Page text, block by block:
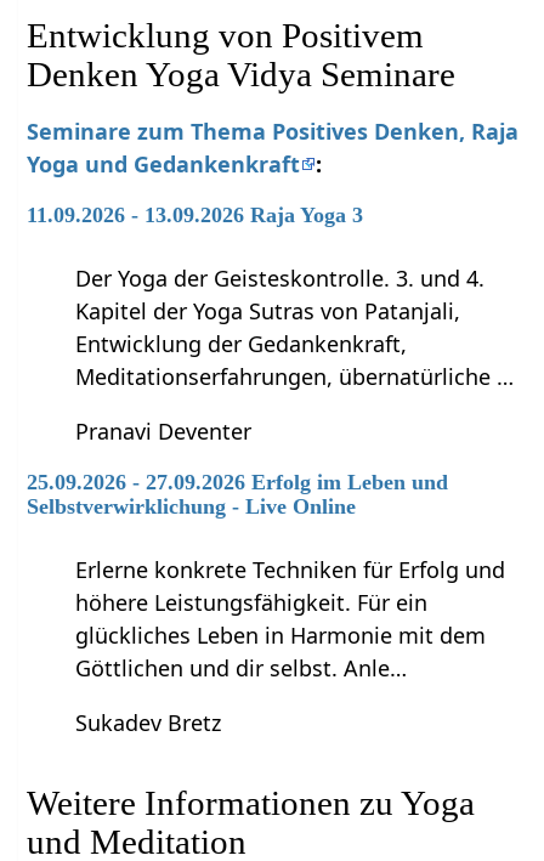
Entwicklung von Positivem
Denken Yoga Vidya Seminare
Seminare zum Thema Positives Denken, Raja
Yoga und Gedankenkraft :
11.09.2026 - 13.09.2026 Raja Yoga 3
Der Yoga der Geisteskontrolle. 3. und 4.
Kapitel der Yoga Sutras von Patanjali,
Entwicklung der Gedankenkraft,
Meditationserfahrungen, übernatürliche …
Pranavi Deventer
25.09.2026 - 27.09.2026 Erfolg im Leben und
Selbstverwirklichung - Live Online
Erlerne konkrete Techniken für Erfolg und
höhere Leistungsfähigkeit. Für ein
glückliches Leben in Harmonie mit dem
Göttlichen und dir selbst. Anle…
Sukadev Bretz
Weitere Informationen zu Yoga
und Meditation